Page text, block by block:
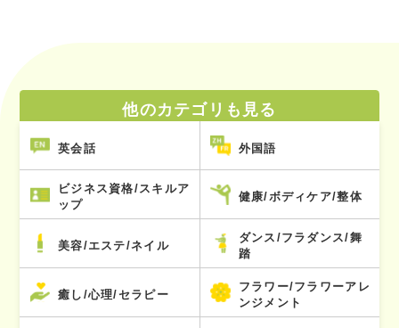
他のカテゴリも見る
英会話 外国語
ビジネス資格/スキルア
ップ
健康/ボディケア/整体
美容/エステ/ネイル
ダンス/フラダンス/舞
踏
癒し/心理/セラピー
フラワー/フラワーアレ
ンジメント